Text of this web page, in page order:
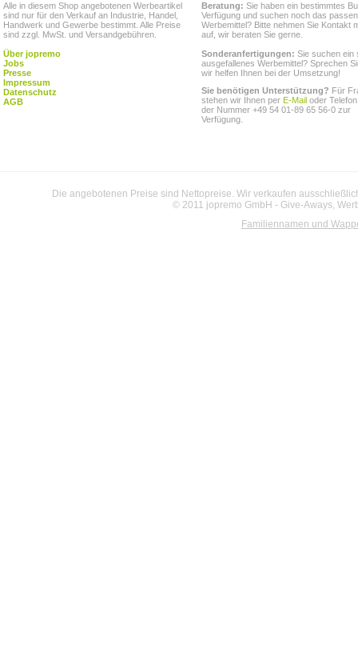
Alle in diesem Shop angebotenen Werbeartikel
sind nur für den Verkauf an Industrie, Handel,
Handwerk und Gewerbe bestimmt. Alle Preise
sind zzgl. MwSt. und Versandgebühren.
Über jopremo
Jobs
Presse
Impressum
Datenschutz
AGB
Beratung: Sie haben ein bestimmtes
Verfügung und suchen noch das
Werbemittel? Bitte nehmen Sie Kontakt
auf, wir beraten Sie gerne.
Sonderanfertigungen: Sie suchen ein
ausgefallenes Werbemittel? Sprechen
wir helfen Ihnen bei der Umsetzung!
Sie benötigen Unterstützung? Für
stehen wir Ihnen per E-Mail oder
der Nummer +49 54 01-89 65 56-0 zur
Verfügung.
Die angebotenen Preise sind Nettopreise. Wir verkaufen
© 2011 jopremo GmbH - Give-Aways,
Familiennamen und